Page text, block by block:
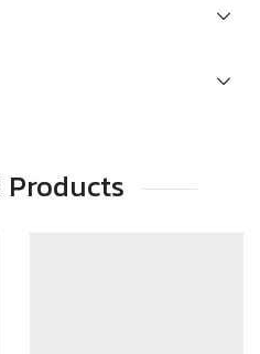
Products